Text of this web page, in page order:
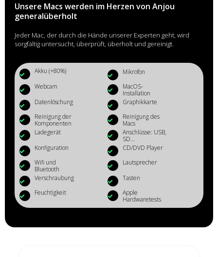
Unsere Macs werden im Herzen von Anjou
generalüberholt
Jeder Mac, der durch die Hände unserer Experten geht, wird
sorgfältig untersucht, überprüft, überholt und gereinigt.
Akku (+80%)
Mikrofon
Webcam
MacOS-
Installation
Datenlöschung
Graphikkarte
Reinigung der
Komponenten
Reinigung des
Macs
Ladegerät
Anschlüsse: USB,
SD...
Konfiguration
CD/DVD Player
Wifi und
Bluetooth
Lautsprecher
Verschraubung
Tasten
Feuchtigkeit
Apple
Hardwaretests